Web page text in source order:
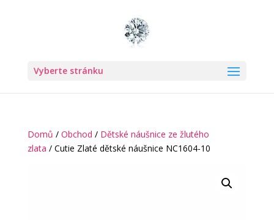
Vyberte stránku
Domů / Obchod / Dětské náušnice ze žlutého
zlata / Cutie Zlaté dětské náušnice NC1604-10